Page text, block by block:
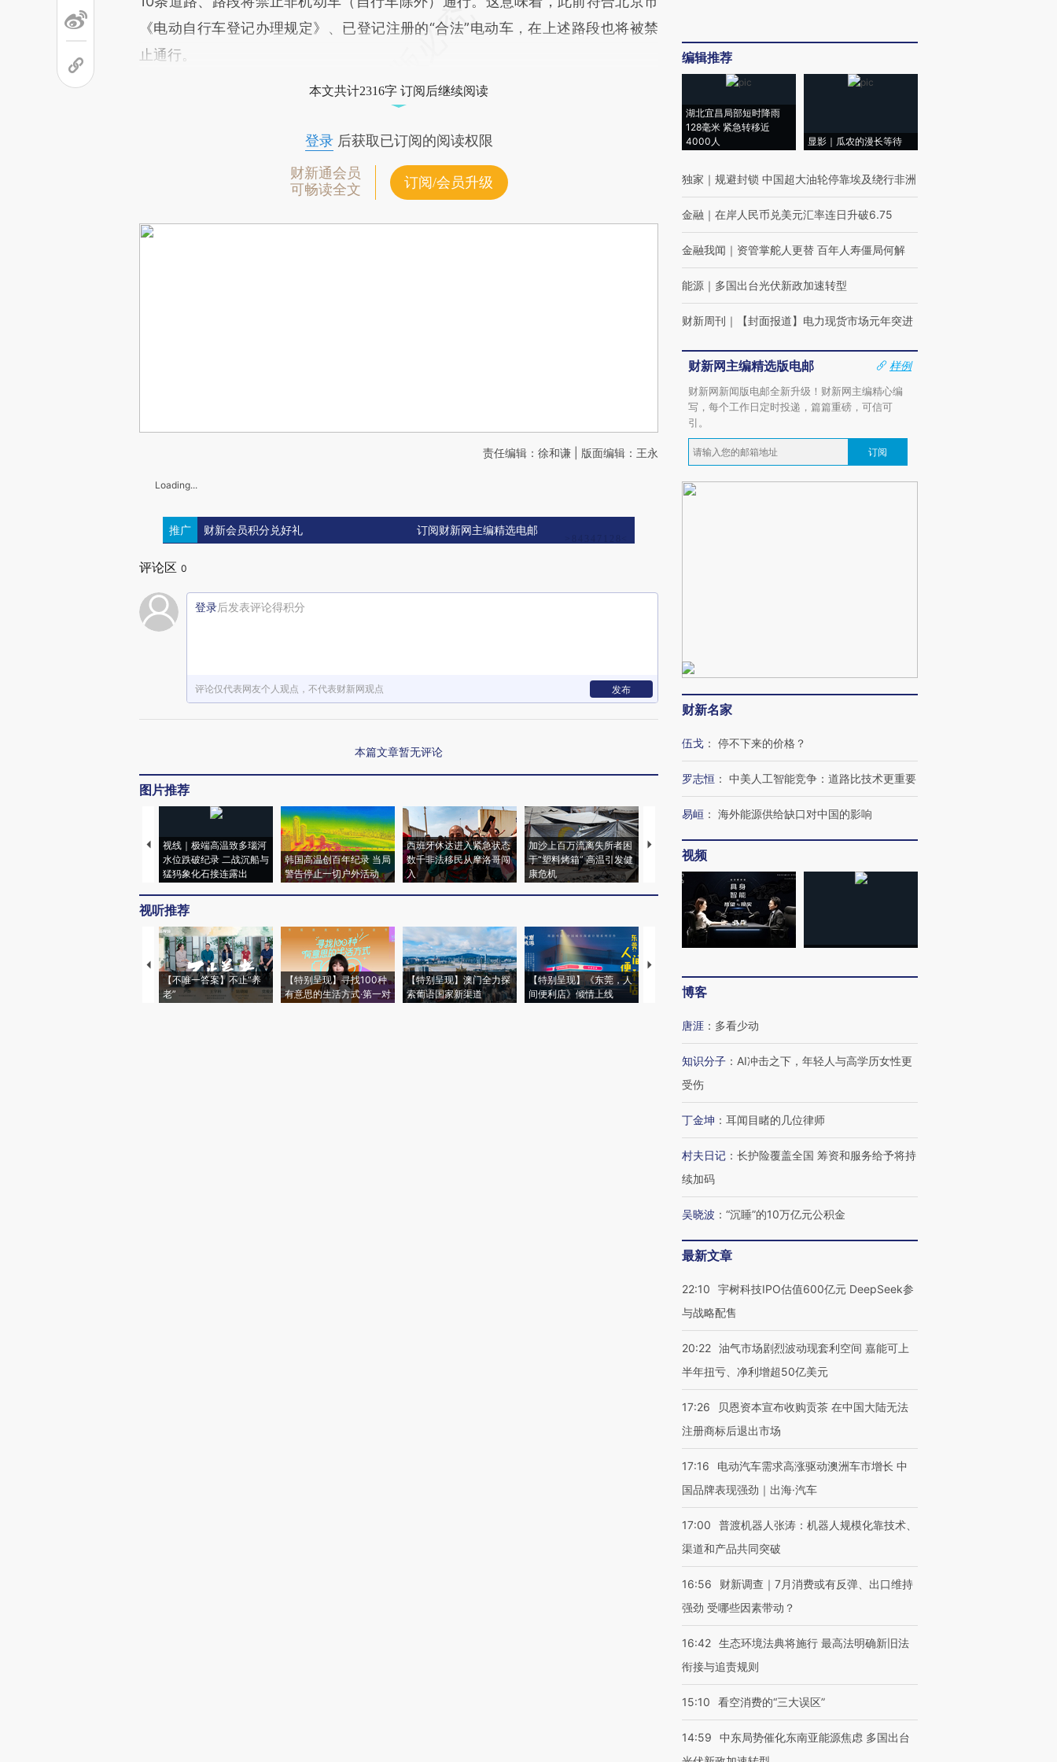
《电动自行车登记办理规定》、已登记注册的“合法”电动车，在上述路段也将被禁
止通行。
本文共计2316字 订阅后继续阅读
登录后获取已订阅的阅读权限
财新通会员
可畅读全文
订阅/会员升级
责任编辑：徐和谦 | 版面编辑：王永
Loading...
推广 财新会员积分兑好礼 订阅财新网主编精选电邮
评论区 0
登录后发表评论得积分
评论仅代表网友个人观点，不代表财新网观点 发布
本篇文章暂无评论
图片推荐
视线｜极端高温致多瑙河
水位跌破纪录 二战沉船与
猛犸象化石接连露出
韩国高温创百年纪录 当局
警告停止一切户外活动
西班牙休达进入紧急状态
数千非法移民从摩洛哥闯
入
加沙上百万流离失所者困
于“塑料烤箱” 高温引发健
康危机
视线｜HYROX的吸金
术：是什么让中产们甘
心“花钱找虐”？
毒品
育部长拱下台
视听推荐
【不唯一答案】不止“养
老”
【特别呈现】寻找100种
有意思的生活方式·第一对
【特别呈现】澳门全力探
索葡语国家新渠道
【特别呈现】《东莞，人
间便利店》倾情上线
【推广】走进第四届链博
会，让数智科技“链”接产
【特别呈现】寻找100种
CFO：不靠规模取胜，华
编辑推荐
湖北宜昌局部短时降雨
128毫米 紧急转移近
4000人
显影｜瓜农的漫长等待
独家 ｜ 规避封锁 中国超大油轮停靠埃及绕行非洲
金融 ｜ 在岸人民币兑美元汇率连日升破6.75
金融我闻 ｜ 资管掌舵人更替 百年人寿僵局何解
能源 ｜ 多国出台光伏新政加速转型
财新周刊 ｜ 【封面报道】电力现货市场元年突进
财新网主编精选版电邮
样例
财新网新闻版电邮全新升级！财新网主编精心编
写，每个工作日定时投递，篇篇重磅，可信可
引。
订阅
财新名家
伍戈 ： 停不下来的价格？
罗志恒 ： 中美人工智能竞争：道路比技术更重要
易峘 ： 海外能源供给缺口对中国的影响
视频
博客
唐涯 ： 多看少动
知识分子 ： AI冲击之下，年轻人与高学历女性更
受伤
丁金坤 ： 耳闻目睹的几位律师
村夫日记 ： 长护险覆盖全国 筹资和服务给予将持
续加码
吴晓波 ： “沉睡”的10万亿元公积金
最新文章
22:10
宇树科技IPO估值600亿元 DeepSeek参
与战略配售
20:22 油气市场剧烈波动现套利空间 嘉能可上
半年扭亏、净利增超50亿美元
17:26
贝恩资本宣布收购贡茶 在中国大陆无法
注册商标后退出市场
17:16
电动汽车需求高涨驱动澳洲车市增长 中
国品牌表现强劲｜出海·汽车
17:00
普渡机器人张涛：机器人规模化靠技术、
渠道和产品共同突破
16:56
财新调查｜7月消费或有反弹、出口维持
强劲 受哪些因素带动？
16:42 生态环境法典将施行 最高法明确新旧法
衔接与追责规则
15:10 看空消费的“三大误区”
14:59
中东局势催化东南亚能源焦虑 多国出台